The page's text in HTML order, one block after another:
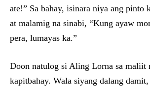
ate!” Sa bahay, isinara niya ang pinto
at malamig na sinabi, “Kung ayaw
pera, lumayas ka.”
Doon natulog si Aling Lorna sa maliit
kapitbahay. Wala siyang dalang